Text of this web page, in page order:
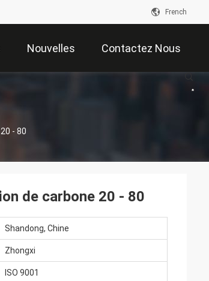
French
Nouvelles Contactez Nous
- 80
de carbone 20 - 80
Shandong, Chine
Zhongxi
ISO 9001